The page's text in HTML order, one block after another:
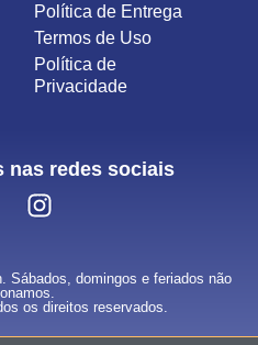
Política de Entrega
Termos de Uso
Política de
Privacidade
nas redes sociais
Sábados, domingos e feriados não
os direitos reservados.